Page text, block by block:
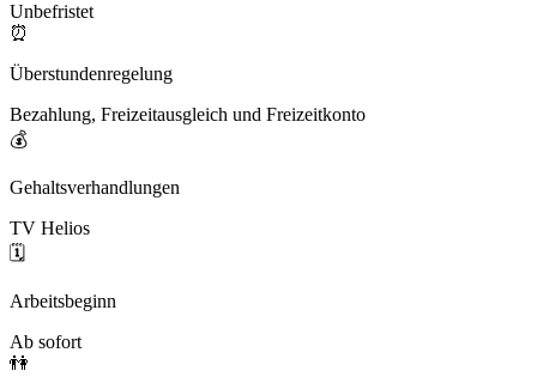
Unbefristet
⏰
Überstundenregelung
Bezahlung, Freizeitausgleich und Freizeitkonto
💰
Gehaltsverhandlungen
TV Helios
🗓️
Arbeitsbeginn
Ab sofort
👫